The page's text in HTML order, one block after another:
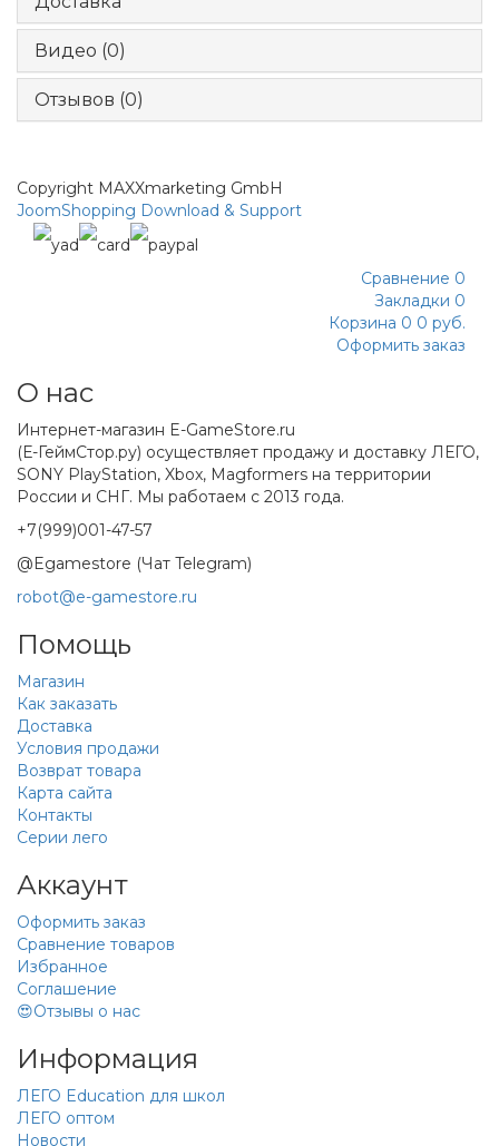
Видео (0)
Отзывов (0)
Copyright MAXXmarketing GmbH
JoomShopping Download & Support
Сравнение 0
Закладки 0
Корзина 0 0 руб.
Оформить заказ
О нас
Интернет-магазин E-GameStore.ru
(Е-ГеймСтор.ру) осуществляет продажу и доставку ЛЕГО,
SONY PlayStation, Xbox, Magformers на территории
России и СНГ. Мы работаем с 2013 года.
+7(999)001-47-57
@Egamestore (Чат Telegram)
robot@e-gamestore.ru
Помощь
Магазин
Как заказать
Доставка
Условия продажи
Возврат товара
Карта сайта
Контакты
Серии лего
Аккаунт
Оформить заказ
Сравнение товаров
Избранное
Соглашение
😍Отзывы о нас
Информация
ЛЕГО Education для школ
ЛЕГО оптом
Новости